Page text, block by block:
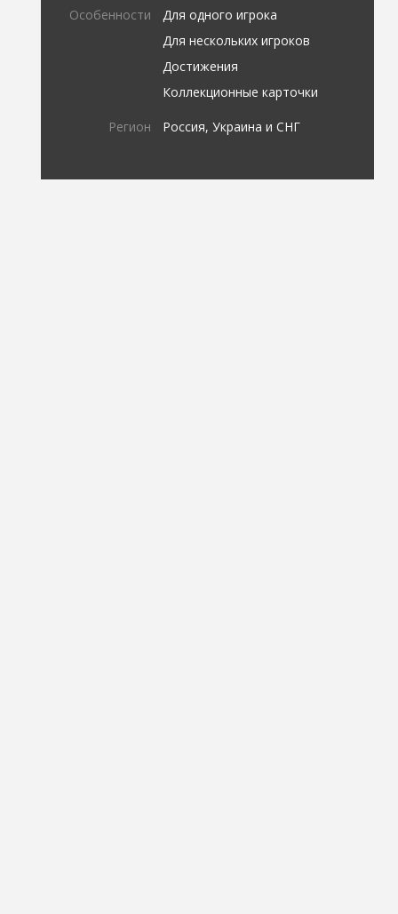
Особенности
Для одного игрока
Для нескольких игроков
Достижения
Коллекционные карточки
Регион Россия, Украина и СНГ